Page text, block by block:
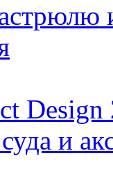
Design
и